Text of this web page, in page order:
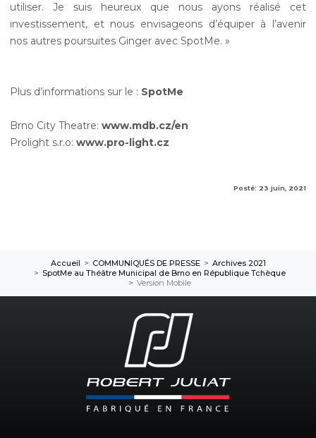
utiliser. Je suis heureux que nous ayons réalisé cet
investissement, et nous envisageons d’équiper à l’avenir
nos autres poursuites Ginger avec SpotMe. »
Plus d’informations sur le : SpotMe
Brno City Theatre: www.mdb.cz/en
Prolight s.r.o: www.pro-light.cz
Posté: 23 juin, 2021
Accueil COMMUNIQUÉS DE PRESSE
Archives 2021
SpotMe au Théâtre Municipal de Brno en République Tchèque
Version Mobile